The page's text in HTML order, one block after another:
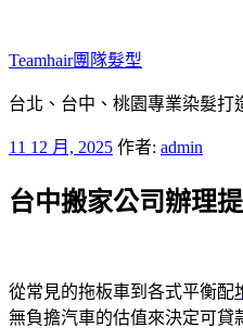
主
要
容
Teamhair團隊髮型
台北、台中、桃園專業染髮打
發
於
11 12 月, 2025 作者: admin
台中搬家公司辦理
從常見的拖板車到各式平衡配
無負擔汽車的估值來決定可貸